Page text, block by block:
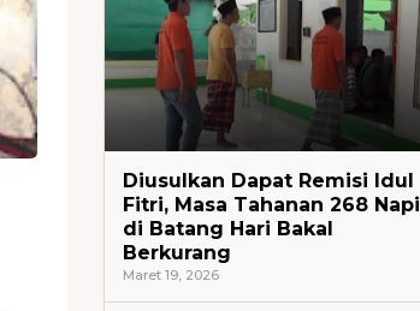
Diusulkan Dapat Remisi Idul
Fitri, Masa Tahanan 268 Napi
di Batang Hari Bakal
Berkurang
Maret 19, 2026